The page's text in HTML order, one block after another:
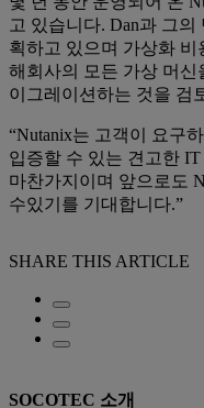
고 있습니다. Dan과 그
획하고 있으며 가상화 비
해회사의 모든 가상 머
이그레이션하는 것을 검
“Nutanix는 고객이 요구
입증할 수 있는 견고한
마찬가지이며 앞으로도
수있기를 기대합니다.”
SHARE THIS ARTICLE
SOCOTEC 소개